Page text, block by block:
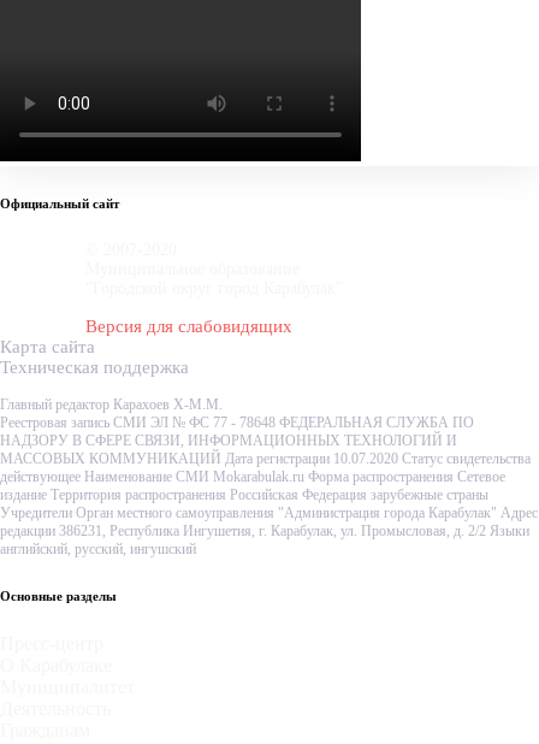
Официальный сайт
Версия для слабовидящих
Карта сайта
Техническая поддержка
Главный редактор Карахоев Х-М.М.
Реестровая запись СМИ ЭЛ № ФС 77 - 78648 ФЕДЕРАЛЬНАЯ СЛУЖБА ПО
НАДЗОРУ В СФЕРЕ СВЯЗИ, ИНФОРМАЦИОННЫХ ТЕХНОЛОГИЙ И
МАССОВЫХ КОММУНИКАЦИЙ Дата регистрации 10.07.2020 Статус свидетельства
действующее Наименование СМИ Mokarabulak.ru Форма распространения Сетевое
издание Территория распространения Российская Федерация зарубежные страны
Учредители Орган местного самоуправления "Администрация города Карабулак" Адрес
редакции 386231, Республика Ингушетия, г. Карабулак, ул. Промысловая, д. 2/2 Языки
английский, русский, ингушский
Основные разделы